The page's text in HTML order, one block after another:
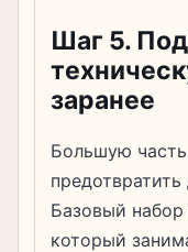
Шаг 5.
заранее
Большую
Базовый
который